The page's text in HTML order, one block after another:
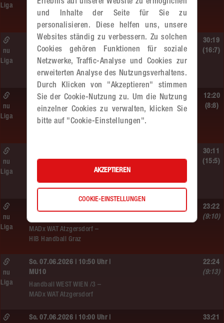
SC HIT/UHC Absam –
Liga
Sa. 13.06.2026 | 19:05 Uhr |
WU12
MADx WAT Atzgersdorf –
HIB Handball Graz
nu
Liga
30:19
(16:7)
Sa. 13.06.2026 | 14:30 Uhr |
WU12
Hypo NÖ –
nu
Liga
12:20
(8:8)
WU12
MADx WAT Atzgersdorf –
HC LINZ AG Ladies
nu
Liga
30:11
(15:5)
MADx WAT Atzgersdorf –
HIB Handball Graz
nu
Liga
23:22
(9:10)
So. 07.06.2026 | 10:50 Uhr |
MU10
Handball WEST WIEN /3 –
MADx WAT Atzgersdorf
nu
Liga
22:24
(9:13)
So. 07.06.2026 | 10:00 Uhr |
33:21
Erlebnis auf unserer Website zu ermöglichen
und Inhalte der Seite für Sie zu
personalisieren. Diese helfen uns, unsere
Websites ständig zu verbessern. Zu solchen
Cookies gehören Funktionen für soziale
Netzwerke, Traffic-Analyse und Cookies zur
erweiterten Analyse des Nutzungsverhaltens.
Durch Klicken von "Akzeptieren" stimmen
Sie der Cookie-Nutzung zu. Um die Nutzung
einzelner Cookies zu verwalten, klicken Sie
bitte auf "Cookie-Einstellungen".
AKZEPTIEREN
COOKIE-EINSTELLUNGEN